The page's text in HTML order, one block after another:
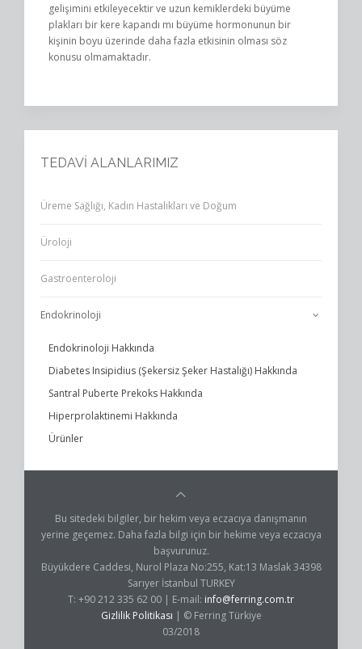
gelişimini etkileyecektir ve uzun kemiklerdeki büyüme
plakları bir kere kapandı mı büyüme hormonunun bir
kişinin boyu üzerinde daha fazla etkisinin olması söz
konusu olmamaktadır.
TEDAVİ ALANLARIMIZ
Üreme Sağlığı, Kadın Hastalıkları ve Doğum
Üroloji
Gastroenteroloji
Endokrinoloji
Endokrinoloji Hakkında
Diabetes Insipidius (Şekersiz Şeker Hastalığı) Hakkında
Santral Puberte Prekoks Hakkında
Hiperprolaktinemi Hakkında
Ürünler
Bu sitedeki bilgiler, bir hekim veya eczacıya danışmanın
yerine geçemez. Daha fazla bilgi için bir hekime veya eczacıya
başvurunuz.
Büyükdere Caddesi, Nurol Plaza No:255, Kat:13 Maslak 34398
Sarıyer İstanbul TURKEY
T: +90 212 335 62 00 | E-mail: info@ferring.com.tr
Gizlilik Politikası | © Ferring Türkiye
03/2018